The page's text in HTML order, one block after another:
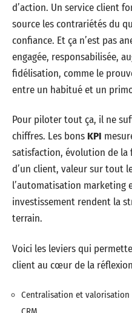
d’action. Un service client
source les contrariétés du
confiance. Et ça n’est pas
engagée, responsabilisée,
fidélisation, comme le
entre un habitué et un
Pour piloter tout ça, il ne
chiffres. Les bons KPI
satisfaction, évolution de
d’un client, valeur sur tout
l’automatisation marketing
investissement rendent la
terrain.
Voici les leviers qui
client au cœur de la
Centralisation et valorisation